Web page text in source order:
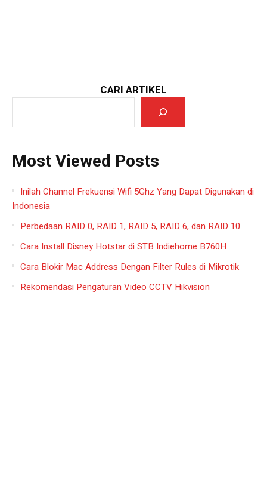
CARI ARTIKEL
Most Viewed Posts
Inilah Channel Frekuensi Wifi 5Ghz Yang Dapat Digunakan di
Indonesia
Perbedaan RAID 0, RAID 1, RAID 5, RAID 6, dan RAID 10
Cara Install Disney Hotstar di STB Indiehome B760H
Cara Blokir Mac Address Dengan Filter Rules di Mikrotik
Rekomendasi Pengaturan Video CCTV Hikvision